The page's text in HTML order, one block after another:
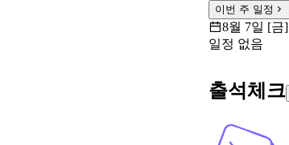
이번 주 일정
8월 7일 [금]
일정 없음
출석체크